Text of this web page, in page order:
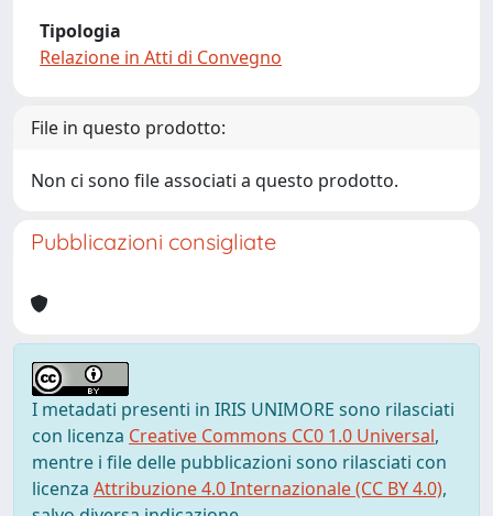
Tipologia
Relazione in Atti di Convegno
File in questo prodotto:
Non ci sono file associati a questo prodotto.
Pubblicazioni consigliate
I metadati presenti in IRIS UNIMORE sono rilasciati
con licenza Creative Commons CC0 1.0 Universal,
mentre i file delle pubblicazioni sono rilasciati con
licenza Attribuzione 4.0 Internazionale (CC BY 4.0),